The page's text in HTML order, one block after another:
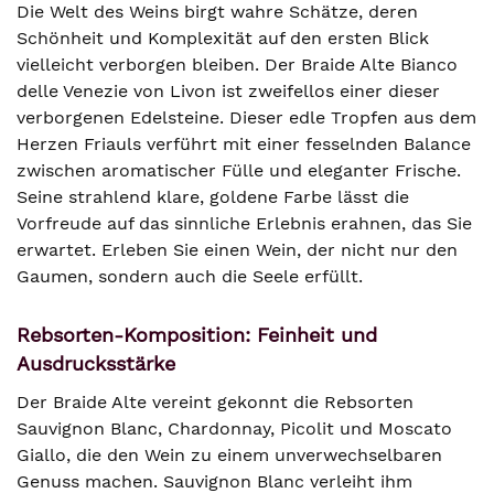
Die Welt des Weins birgt wahre Schätze, deren
Schönheit und Komplexität auf den ersten Blick
vielleicht verborgen bleiben. Der Braide Alte Bianco
delle Venezie von Livon ist zweifellos einer dieser
verborgenen Edelsteine. Dieser edle Tropfen aus dem
Herzen Friauls verführt mit einer fesselnden Balance
zwischen aromatischer Fülle und eleganter Frische.
Seine strahlend klare, goldene Farbe lässt die
Vorfreude auf das sinnliche Erlebnis erahnen, das Sie
erwartet. Erleben Sie einen Wein, der nicht nur den
Gaumen, sondern auch die Seele erfüllt.
Rebsorten-Komposition: Feinheit und
Ausdrucksstärke
Der Braide Alte vereint gekonnt die Rebsorten
Sauvignon Blanc, Chardonnay, Picolit und Moscato
Giallo, die den Wein zu einem unverwechselbaren
Genuss machen. Sauvignon Blanc verleiht ihm